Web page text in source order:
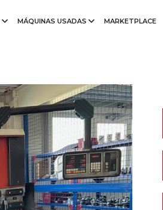
MÁQUINAS USADAS MARKETPLACE